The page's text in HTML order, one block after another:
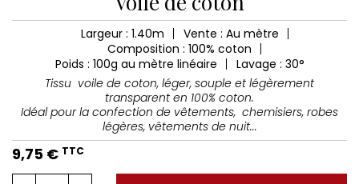
Largeur : 1.40m
Vente : Au mètre
Composition : 100% coton
Poids : 100g au mètre linéaire
Lavage : 30°
Tissu voile de coton, léger, souple et légèrement
transparent en 100% coton.
Idéal pour la confection de vêtements, chemisiers, robes
légères, vêtements de nuit...
9,75 € TTC